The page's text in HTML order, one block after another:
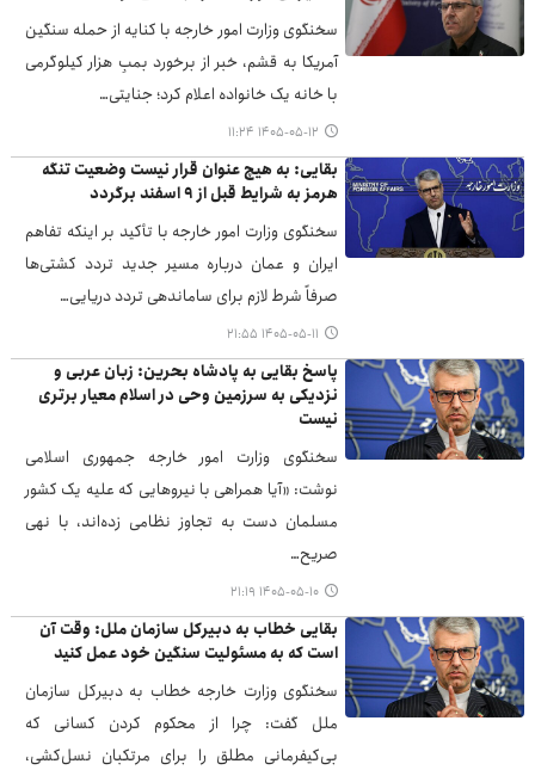
سخنگوی وزارت امور خارجه با کنایه از حمله سنگین
آمریکا به قشم، خبر از برخورد بمبِ هزار کیلوگرمی
با خانه یک خانواده اعلام کرد؛ جنایتی…
۱۴۰۵-۰۵-۱۲ ۱۱:۲۴
بقایی: به هیچ عنوان قرار نیست وضعیت تنگه
هرمز به شرایط قبل از ۹ اسفند برگردد
سخنگوی وزارت امور خارجه با تأکید بر اینکه تفاهم
ایران و عمان درباره مسیر جدید تردد کشتی‌ها
صرفاً شرط لازم برای ساماندهی تردد دریایی…
۱۴۰۵-۰۵-۱۱ ۲۱:۵۵
پاسخ بقایی به پادشاه بحرین: زبان عربی و
نزدیکی به سرزمین وحی در اسلام معیار برتری
نیست
سخنگوی وزارت امور خارجه جمهوری اسلامی
نوشت: «آیا همراهی با نیروهایی که علیه یک کشور
مسلمان دست به تجاوز نظامی زده‌اند، با نهی
صریح…
۱۴۰۵-۰۵-۱۰ ۲۱:۱۹
بقایی خطاب به دبیرکل سازمان ملل: وقت آن
است که به مسئولیت‌ سنگین خود عمل کنید
سخنگوی وزارت خارجه خطاب به دبیرکل سازمان
ملل گفت: چرا از محکوم کردن کسانی که
بی‌کیفرمانی مطلق را برای مرتکبان نسل‌کشی،